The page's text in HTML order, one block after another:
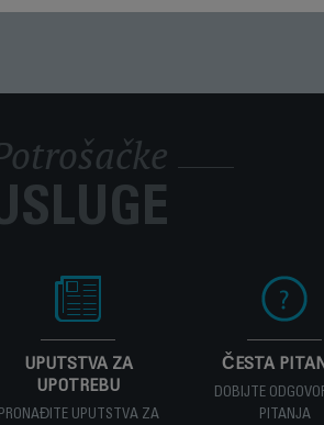
jedan deo nedostaje. Šta treba
potrošačke usluge, a mi ćemo vam
rezervne delove za aparat?
pronašli sve što vam je potrebno za
UPUTSTVA ZA
UPOTREBU
PRONAĐITE UPUTSTVA ZA
ČESTA
DOBIJTE
PITANJA